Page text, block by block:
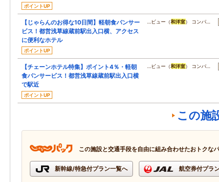
ポイントUP
【じゃらんのお得な10日間】軽朝食パンサー
ビス！都営浅草線蔵前駅出入口横、アクセス
に便利なホテル
ポイントUP
…ビュー（和洋室） コンパ…
【チェーンホテル特集】ポイント4％・軽朝
食パンサービス！都営浅草線蔵前駅出入口横
で駅近
ポイントUP
…ビュー（和洋室） コンパ…
この施
この施設と交通手段を自由に組み合わせたおトクな
新幹線/特急付プラン一覧へ 航空券付プラ